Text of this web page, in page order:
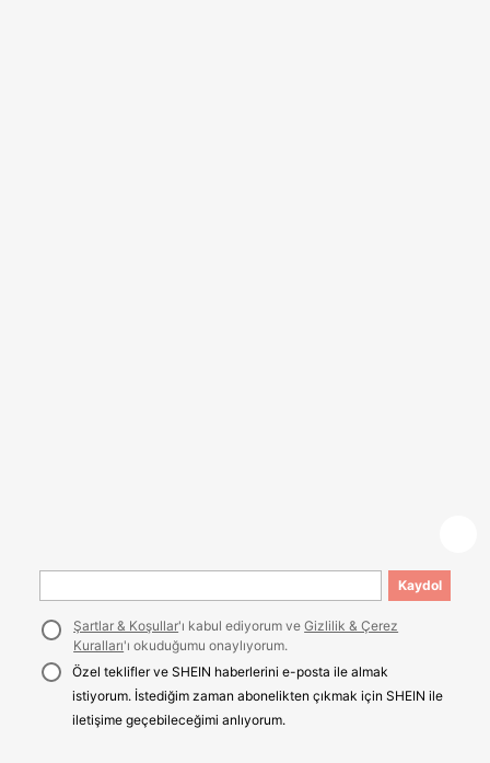
Kaydol
Şartlar & Koşullar'ı kabul ediyorum veGizlilik & Çerez
Kuralları'ı okuduğumu onaylıyorum.
Özel teklifler ve SHEIN haberlerini e-posta ile almak
istiyorum. İstediğim zaman abonelikten çıkmak için SHEIN ile
iletişime geçebileceğimi anlıyorum.